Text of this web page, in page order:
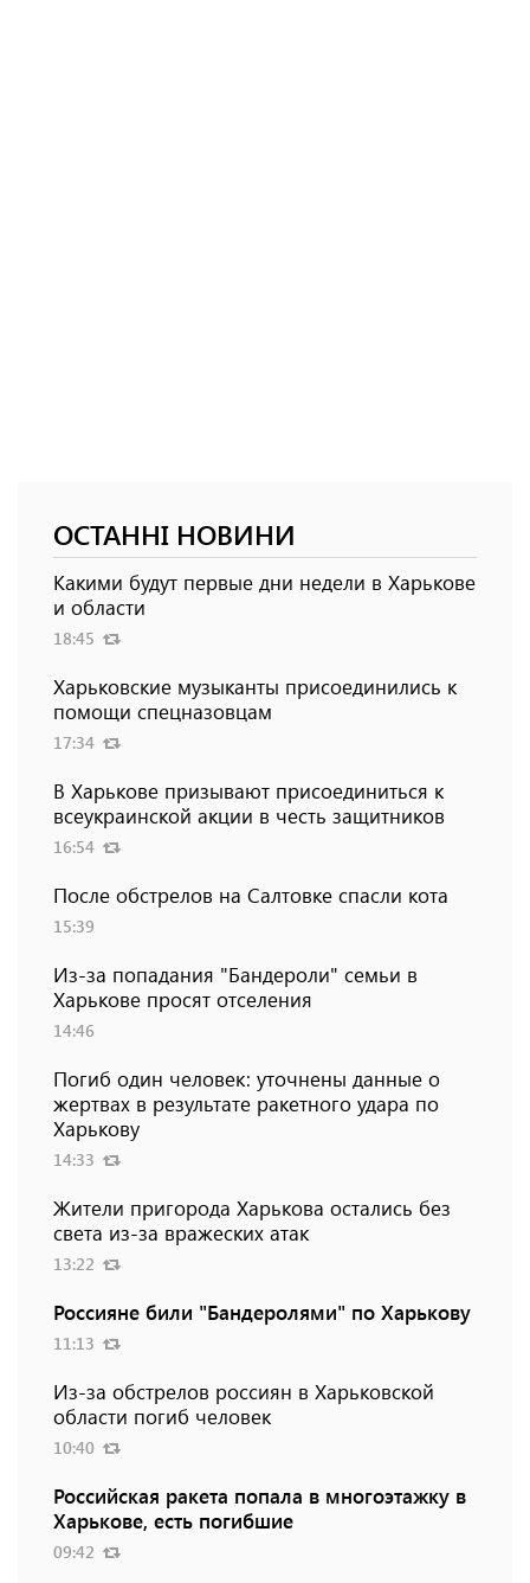
ОСТАННІ НОВИНИ
Какими будут первые дни недели в Харькове
и области
18:45
Харьковские музыканты присоединились к
помощи спецназовцам
17:34
В Харькове призывают присоединиться к
всеукраинской акции в честь защитников
16:54
После обстрелов на Салтовке спасли кота
15:39
Из-за попадания "Бандероли" семьи в
Харькове просят отселения
14:46
Погиб один человек: уточнены данные о
жертвах в результате ракетного удара по
Харькову
14:33
Жители пригорода Харькова остались без
света из-за вражеских атак
13:22
Россияне били "Бандеролями" по Харькову
11:13
Из-за обстрелов россиян в Харьковской
области погиб человек
10:40
Российская ракета попала в многоэтажку в
Харькове, есть погибшие
09:42